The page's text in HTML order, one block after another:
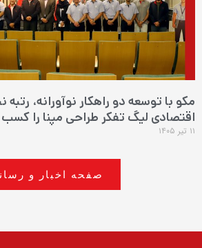
مکو با توسعه دو راهکار نوآورانه،
اقتصادی لیگ تفکر طراحی مپنا را کسب
۱۱ تیر ۱۴۰۵
صفحه اخبار و